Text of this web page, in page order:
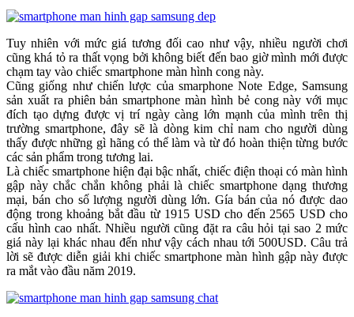
Tuy nhiên với mức giá tương đối cao như vậy, nhiều người chơi
cũng khá tỏ ra thất vọng bởi không biết đến bao giờ mình mới được
chạm tay vào chiếc smartphone màn hình cong này.
Cũng giống như chiến lược của smarphone Note Edge, Samsung
sản xuất ra phiên bản smartphone màn hình bẻ cong này với mục
đích tạo dựng được vị trí ngày càng lớn mạnh của mình trên thị
trường smartphone, đây sẽ là dòng kim chỉ nam cho người dùng
thấy được những gì hãng có thể làm và từ đó hoàn thiện từng bước
các sản phẩm trong tương lai.
Là chiếc smartphone hiện đại bậc nhất, chiếc điện thoại có màn hình
gập này chắc chắn không phải là chiếc smartphone dạng thương
mại, bán cho số lượng người dùng lớn. Gía bán của nó được dao
động trong khoảng bắt đầu từ 1915 USD cho đến 2565 USD cho
cấu hình cao nhất. Nhiều người cũng đặt ra câu hỏi tại sao 2 mức
giá này lại khác nhau đến như vậy cách nhau tới 500USD. Câu trả
lời sẽ được diễn giải khi chiếc smartphone màn hình gập này được
ra mắt vào đầu năm 2019.